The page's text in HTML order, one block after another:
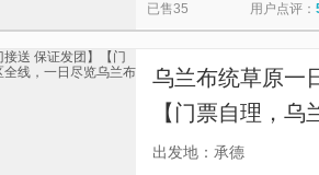
已售35 用户点评：
乌兰布统草原一
【门票自理，
览乌兰布统精华
出发地：承德